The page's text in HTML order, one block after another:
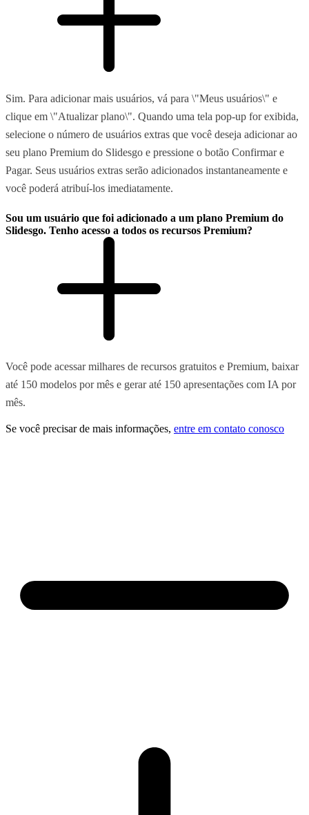
Sim. Para adicionar mais usuários, vá para \"Meus usuários\" e
clique em \"Atualizar plano\". Quando uma tela pop-up for exibida,
selecione o número de usuários extras que você deseja adicionar ao
seu plano Premium do Slidesgo e pressione o botão Confirmar e
Pagar. Seus usuários extras serão adicionados instantaneamente e
você poderá atribuí-los imediatamente.
Sou um usuário que foi adicionado a um plano Premium do
Slidesgo. Tenho acesso a todos os recursos Premium?
Você pode acessar milhares de recursos gratuitos e Premium, baixar
até 150 modelos por mês e gerar até 150 apresentações com IA por
mês.
Se você precisar de mais informações, entre em contato conosco